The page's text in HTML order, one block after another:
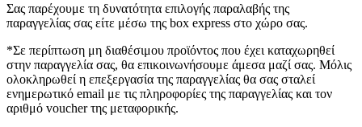
Σας παρέχουμε τη δυνατότητα επιλογής παραλαβής της
παραγγελίας σας είτε μέσω της box express στο χώρο σας.
*Σε περίπτωση μη διαθέσιμου προϊόντος που έχει καταχωρηθεί
στην παραγγελία σας, θα επικοινωνήσουμε άμεσα μαζί σας. Μόλις
ολοκληρωθεί η επεξεργασία της παραγγελίας θα σας σταλεί
ενημερωτικό email με τις πληροφορίες της παραγγελίας και τον
αριθμό voucher της μεταφορικής.